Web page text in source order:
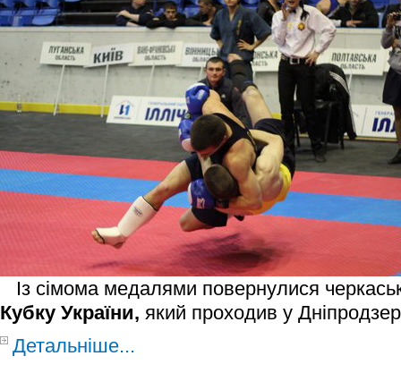
Із сімома медалями повернулися
Кубку України, який проходив у
Детальніше...